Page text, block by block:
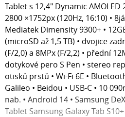
Tablet s 12,4" Dynamic
2800 ×1752px (120Hz, 16:10) •
Mediatek Dimensity 9300+ •
(microSD až 1,5 TB) • dvojice
(F/2,0) a 8MPx (F/2,2) • přední
dotykové pero S Pen • stereo
otisků prstů • Wi-Fi 6E •
Galileo • Beidou • USB-C • 10
nab. • Android 14 • Samsung
Tablet Samsung Galaxy Tab